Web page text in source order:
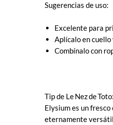
Sugerencias de uso:
Excelente para
Aplícalo en cuello
Combínalo con
Tip de Le Nez de Toto:
Elysium es un
eternamente